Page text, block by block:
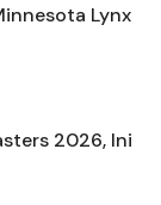
Lynx
2026, Ini